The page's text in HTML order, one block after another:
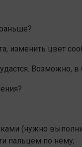
изменить цвет
Возможно,
(нужно
пальцем по нему;